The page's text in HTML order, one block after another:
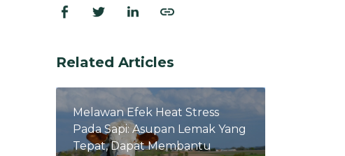
Related Articles
Melawan Efek Heat Stress
Pada Sapi: Asupan Lemak Yang
Tepat, Dapat Membantu